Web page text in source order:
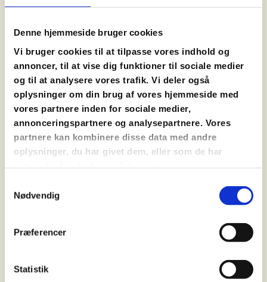
Denne hjemmeside bruger cookies
Vi bruger cookies til at tilpasse vores indhold og
annoncer, til at vise dig funktioner til sociale medier
og til at analysere vores trafik. Vi deler også
oplysninger om din brug af vores hjemmeside med
vores partnere inden for sociale medier,
annonceringspartnere og analysepartnere. Vores
partnere kan kombinere disse data med andre
oplysninger, du har givet dem, eller som de har
Nødvendig
Præferencer
Statistik
MASTERCHEF JUL
DEN STORE JULEKAGEDYST
SMØRREBRØDSKURSUS
JULE-CHOKOLADEKURSUS
MØDEPAKKER
OPSKRIFTER
JULEOPSKRIFT
LEVERPOSTEJ
300g hakket spæk
75g mel
2 æg